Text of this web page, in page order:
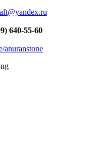
640-55-60
anuranstone